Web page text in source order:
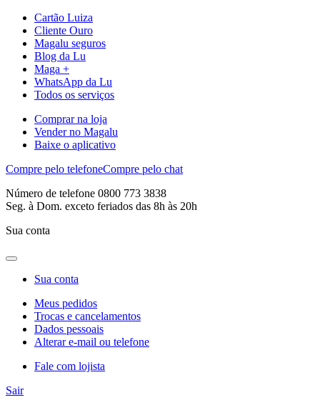
Cartão Luiza
Cliente Ouro
Magalu seguros
Blog da Lu
Maga +
WhatsApp da Lu
Todos os serviços
Comprar na loja
Vender no Magalu
Baixe o aplicativo
Compre pelo telefoneCompre pelo chat
Número de telefone 0800 773 3838
Seg. à Dom. exceto feriados das 8h às 20h
Sua conta
Sua conta
Meus pedidos
Trocas e cancelamentos
Dados pessoais
Alterar e-mail ou telefone
Fale com lojista
Sair